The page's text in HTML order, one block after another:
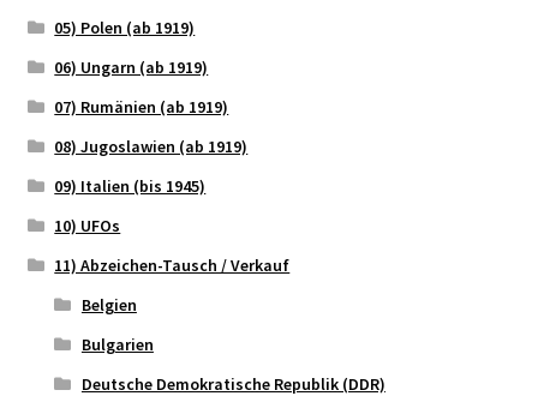
05) Polen (ab 1919)
06) Ungarn (ab 1919)
07) Rumänien (ab 1919)
08) Jugoslawien (ab 1919)
09) Italien (bis 1945)
10) UFOs
11) Abzeichen-Tausch / Verkauf
Belgien
Bulgarien
Deutsche Demokratische Republik (DDR)